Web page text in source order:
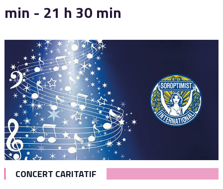
min - 21 h 30 min
CONCERT CARITATIF